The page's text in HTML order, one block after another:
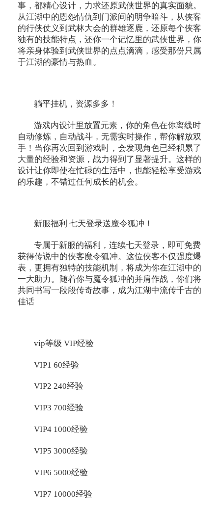
事，都精心设计，力求还原武侠世界的真实面貌。
从江湖中的恩怨情仇到门派间的明争暗斗，从侠客
的行侠仗义到武林大会的群雄逐鹿，还原每个侠客
独有的技能特点，还你一个记忆里的武侠世界，你
将亲身体验到武侠世界的点点滴滴，感受那份只属
于江湖的豪情与热血。
躺平挂机，资源多多！
游戏内设计里放置元素，你的角色在你离线时
自动修炼，自动战斗，无需实时操作，帮你解放双
手！当你再次回到游戏时，会发现角色已经积累了
大量的经验和资源，战力得到了显著提升。这样的
设计让你即使在忙碌的生活中，也能轻松享受游戏
的乐趣，不错过任何成长的机会。
新服福利 七天登录送魔令狐冲！
专属于新服的福利，连续七天登录，即可免费
获得传说中的侠客魔令狐冲。这位侠客不仅强度爆
表，更拥有独特的技能机制，将成为你在江湖中的
一大助力。随着你与魔令狐冲的并肩作战，你们将
共同书写一段段传奇故事，成为江湖中流传千古的
佳话
vip等级 VIP经验
VIP1 60经验
VIP2 240经验
VIP3 700经验
VIP4 1000经验
VIP5 3000经验
VIP6 5000经验
VIP7 10000经验